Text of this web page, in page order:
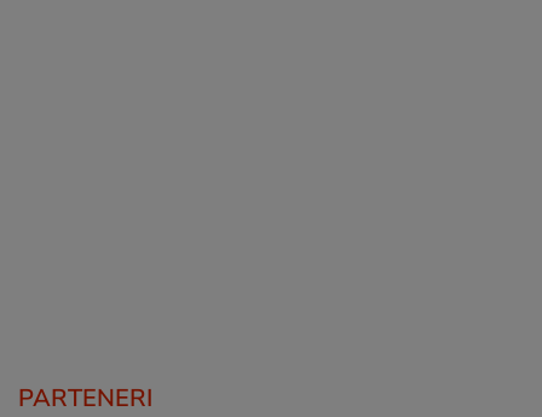
PARTENERI